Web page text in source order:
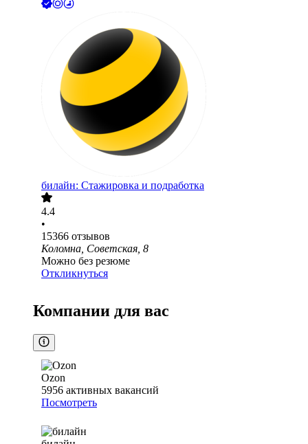
билайн: Стажировка и подработка
4.4
•
15366 отзывов
Коломна, Советская, 8
Можно без резюме
Откликнуться
Компании для вас
Ozon
5956 активных вакансий
Посмотреть